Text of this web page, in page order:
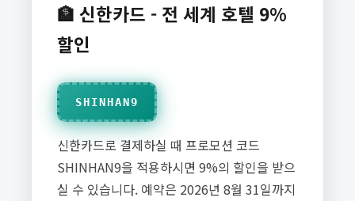
🏦 신한카드 - 전 세계 호텔 9%
할인
SHINHAN9
신한카드로 결제하실 때 프로모션 코드
SHINHAN9을 적용하시면 9%의 할인을 받으
실 수 있습니다. 예약은 2026년 8월 31일까지